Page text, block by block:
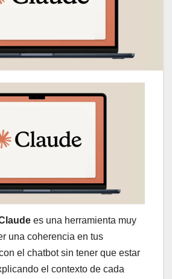
es una herramienta muy
una coherencia en tus
el chatbot sin tener que estar
el contexto de cada